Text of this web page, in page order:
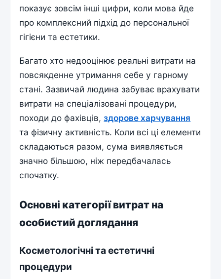
показує зовсім інші цифри, коли мова йде
про комплексний підхід до персональної
гігієни та естетики.
Багато хто недооцінює реальні витрати на
повсякденне утримання себе у гарному
стані. Зазвичай людина забуває врахувати
витрати на спеціалізовані процедури,
походи до фахівців,здорове харчування
та фізичну активність. Коли всі ці елементи
складаються разом, сума виявляється
значно більшою, ніж передбачалась
спочатку.
Основні категорії витрат на
особистий доглядання
Косметологічні та естетичні
процедури